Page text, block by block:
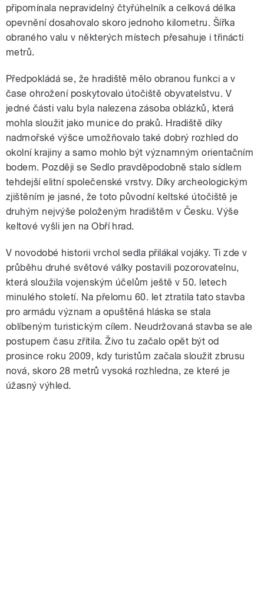
připomínala nepravidelný čtyřúhelník a celková délka
opevnění dosahovalo skoro jednoho kilometru. Šířka
obraného valu v některých místech přesahuje i třinácti
metrů.
Předpokládá se, že hradiště mělo obranou funkci a v
čase ohrožení poskytovalo útočiště obyvatelstvu. V
jedné části valu byla nalezena zásoba oblázků, která
mohla sloužit jako munice do praků. Hradiště díky
nadmořské výšce umožňovalo také dobrý rozhled do
okolní krajiny a samo mohlo být významným orientačním
bodem. Později se Sedlo pravděpodobně stalo sídlem
tehdejší elitní společenské vrstvy. Díky archeologickým
zjištěním je jasné, že toto původní keltské útočiště je
druhým nejvýše položeným hradištěm v Česku. Výše
keltové vyšli jen na Obří hrad.
V novodobé historii vrchol sedla přilákal vojáky. Ti zde v
průběhu druhé světové války postavili pozorovatelnu,
která sloužila vojenským účelům ještě v 50. letech
minulého století. Na přelomu 60. let ztratila tato stavba
pro armádu význam a opuštěná hláska se stala
oblíbeným turistickým cílem. Neudržovaná stavba se ale
postupem času zřítila. Živo tu začalo opět být od
prosince roku 2009, kdy turistům začala sloužit zbrusu
nová, skoro 28 metrů vysoká rozhledna, ze které je
úžasný výhled.